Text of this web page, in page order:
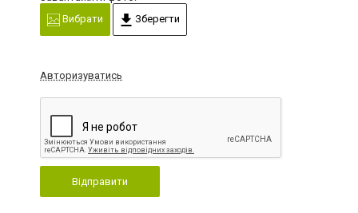
Вибрати
Зберегти
Авторизуватись
Відправити